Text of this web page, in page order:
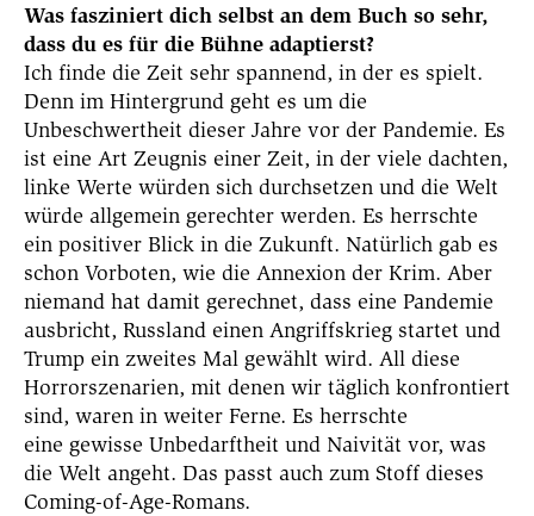
Was fasziniert dich selbst an dem Buch so sehr,
dass du es für die Bühne adaptierst?
Ich finde die Zeit sehr spannend, in der es spielt.
Denn im Hintergrund geht es um die
Unbeschwertheit dieser Jahre vor der Pandemie. Es
ist eine Art Zeugnis einer Zeit, in der viele dachten,
linke Werte würden sich durchsetzen und die Welt
würde allgemein gerechter werden. Es herrschte
ein positiver Blick in die Zukunft. Natürlich gab es
schon Vorboten, wie die Annexion der Krim. Aber
niemand hat damit gerechnet, dass eine Pandemie
ausbricht, Russland einen Angriffskrieg startet und
Trump ein zweites Mal gewählt wird. All diese
Horrorszenarien, mit denen wir täglich konfrontiert
sind, waren in weiter Ferne. Es herrschte
eine gewisse Unbedarftheit und Naivität vor, was
die Welt angeht. Das passt auch zum Stoff dieses
Coming-of-Age-Romans.